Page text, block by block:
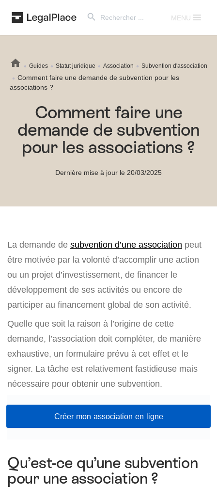
for:
MENU
Guides Statut juridique Association Subvention d'association
Comment faire une demande de subvention pour les
associations ?
Comment faire une
demande de subvention
pour les associations ?
Dernière mise à jour le 20/03/2025
La demande de subvention d’une association peut
être motivée par la volonté d’accomplir une action
ou un projet d’investissement, de financer le
développement de ses activités ou encore de
participer au financement global de son activité.
Quelle que soit la raison à l’origine de cette
demande, l’association doit compléter, de manière
exhaustive, un formulaire prévu à cet effet et le
signer. La tâche est relativement fastidieuse mais
nécessaire pour obtenir une subvention.
Créer mon association en ligne
Qu’est-ce qu’une subvention
pour une association ?